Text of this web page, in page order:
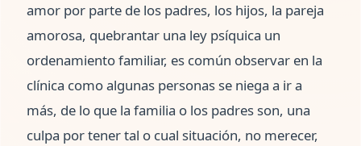
amor por parte de los padres, los hijos, la pareja
amorosa, quebrantar una ley psíquica un
ordenamiento familiar, es común observar en la
clínica como algunas personas se niega a ir a
más, de lo que la familia o los padres son, una
culpa por tener tal o cual situación, no merecer,